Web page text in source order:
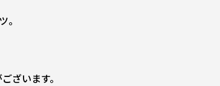
。
ざいます。